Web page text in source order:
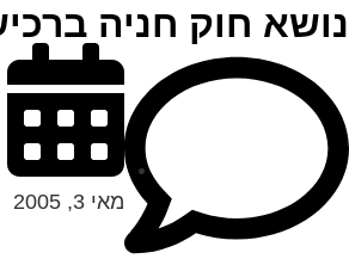
חוק חניה
מאי 3, 2005